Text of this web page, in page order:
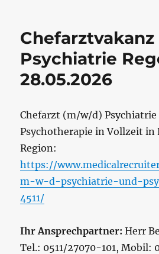
Chefarztvakanz
Psychiatrie
28.05.2026
Chefarzt (m/w/d) Psychiatrie
Psychotherapie in Vollzeit in
Region:
https://
m-w-d-psychiatrie-und-
4511/
Ihr Ansprechpartner: Herr
Tel.: 0511/27070-101, Mobil: